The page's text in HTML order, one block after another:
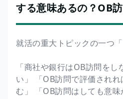
する意味あるの？OB
就活の重大トピックの一つ「
「商社や銀行はOB訪問を
い」 「OB訪問で評価され
む」 「OB訪問はしても意味